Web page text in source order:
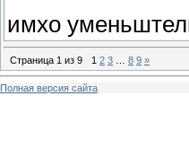
имхо
Страница 1 из 9 1 2 3 8 9 »
Полная версия сайта